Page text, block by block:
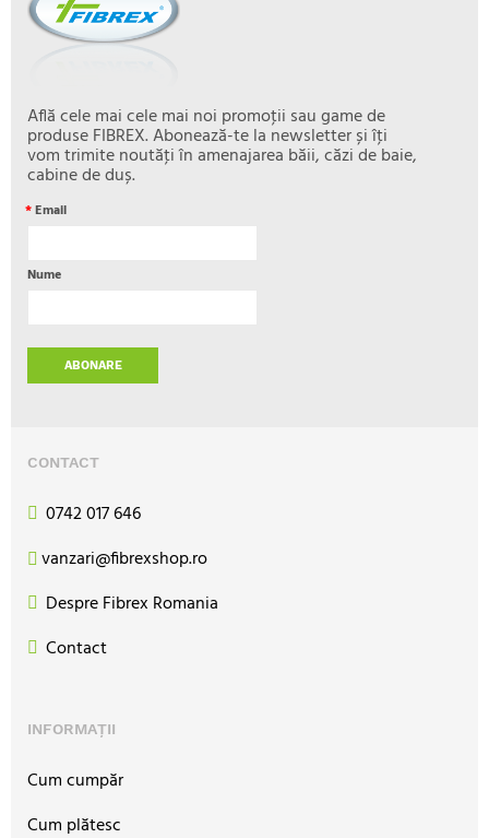
Află cele mai cele mai noi promoţii sau game de
produse FIBREX. Abonează-te la newsletter și îţi
vom trimite noutăţi în amenajarea băii, căzi de baie,
cabine de duș.
*Email
Nume
ABONARE
CONTACT
0742 017 646
vanzari@fibrexshop.ro
Despre Fibrex Romania
Contact
INFORMAȚII
Cum cumpăr
Cum plătesc